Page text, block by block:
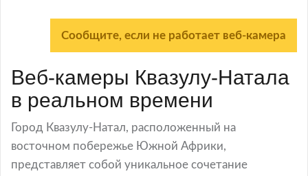
Сообщите, если не работает веб-камера
Веб-камеры Квазулу-Натала
в реальном времени
Город Квазулу-Натал, расположенный на
восточном побережье Южной Африки,
представляет собой уникальное сочетание